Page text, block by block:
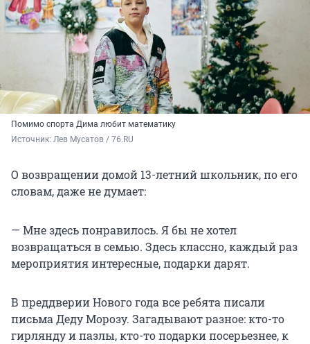
Помимо спорта Дима любит математику
Источник: Лев Мусатов / 76.RU
О возвращении домой 13-летний школьник, по его
словам, даже не думает:
— Мне здесь понравилось. Я бы не хотел
возвращаться в семью. Здесь классно, каждый раз
мероприятия интересные, подарки дарят.
В преддверии Нового года все ребята писали
письма Деду Морозу. Загадывают разное: кто-то
гирлянду и пазлы, кто-то подарки посерьезнее, к